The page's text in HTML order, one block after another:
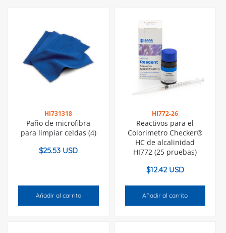
HI731318
Paño de microfibra
para limpiar celdas (4)
$25.53 USD
Añadir al carrito
HI772-26
Reactivos para el
Colorimetro Checker®
HC de alcalinidad
HI772 (25 pruebas)
$12.42 USD
Añadir al carrito